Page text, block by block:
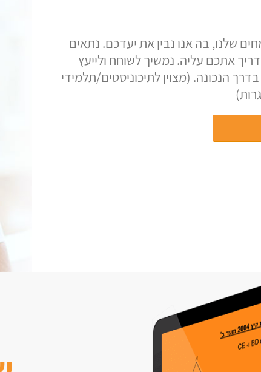
שלנו, בה אנו נבין את יעדכם. נתאים
אתכם עליה. נמשיך לשוחח ולייעץ
הנכונה. (מצוין לתיכוניסטים/תלמידי